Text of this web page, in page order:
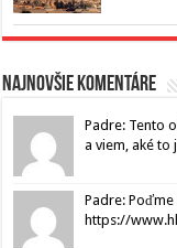
Najnovšie komentáre
Padre: Tento
a viem, aké to
Padre:
https://